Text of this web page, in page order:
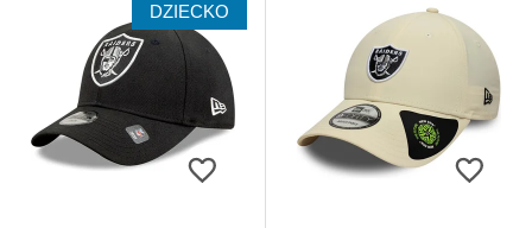
DZIECKO